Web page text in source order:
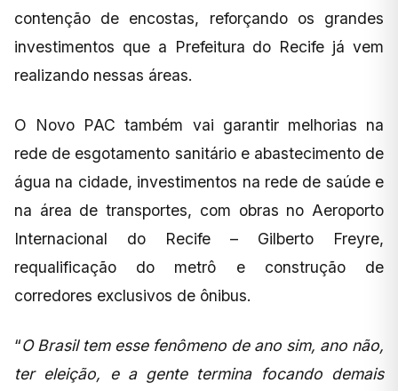
contenção de encostas, reforçando os grandes
investimentos que a Prefeitura do Recife já vem
realizando nessas áreas.
O Novo PAC também vai garantir melhorias na
rede de esgotamento sanitário e abastecimento de
água na cidade, investimentos na rede de saúde e
na área de transportes, com obras no Aeroporto
Internacional do Recife – Gilberto Freyre,
requalificação do metrô e construção de
corredores exclusivos de ônibus.
“O Brasil tem esse fenômeno de ano sim, ano não,
ter eleição, e a gente termina focando demais